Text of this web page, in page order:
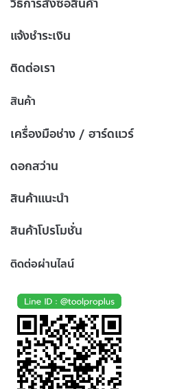
วิธีการสั่งซื้อสินค้า
แจ้งชำระเงิน
ติดต่อเรา
สินค้า
เครื่องมือช่าง / ฮาร์ดแวร์
ดอกสว่าน
สินค้าแนะนำ
สินค้าโปรโมชั่น
ติดต่อผ่านไลน์